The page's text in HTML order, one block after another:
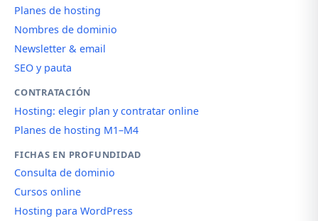
Planes de hosting
Nombres de dominio
Newsletter & email
SEO y pauta
CONTRATACIÓN
Hosting: elegir plan y contratar online
Planes de hosting M1–M4
FICHAS EN PROFUNDIDAD
Consulta de dominio
Cursos online
Hosting para WordPress